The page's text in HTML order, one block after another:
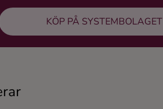
KÖP PÅ SYSTEMBOLAGET